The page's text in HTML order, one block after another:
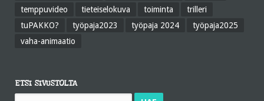
temppuvideo
tieteiselokuva toiminta
trilleri
tuPAKKO?
työpaja2023 työpaja 2024
työpaja2025
vaha-animaatio
ETSI SIVUSTOLTA